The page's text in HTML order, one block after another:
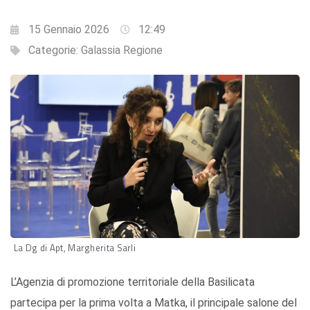
15 Gennaio 2026
12:49
Categorie: Galassia Regione
La Dg di Apt, Margherita Sarli
L’Agenzia di promozione territoriale della Basilicata
partecipa per la prima volta a Matka, il principale salone del